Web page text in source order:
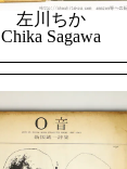
左川ちか
Chika Sagawa